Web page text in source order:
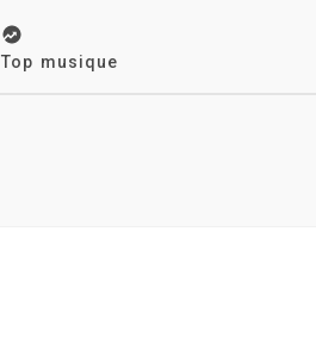
Top musique